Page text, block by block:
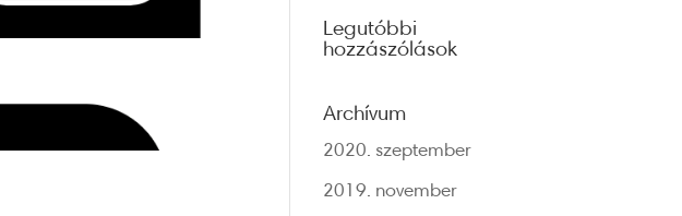
Legutóbbi
hozzászólások
Archívum
2020. szeptember
2019. november